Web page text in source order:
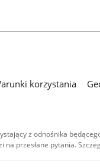
korzystania
z odnośnika
przesłane pytania.